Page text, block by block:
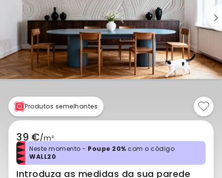
Produtos semelhantes
39 €/m²
Neste momento - Poupe 20% com o código
WALL20
Introduza as medidas da sua parede